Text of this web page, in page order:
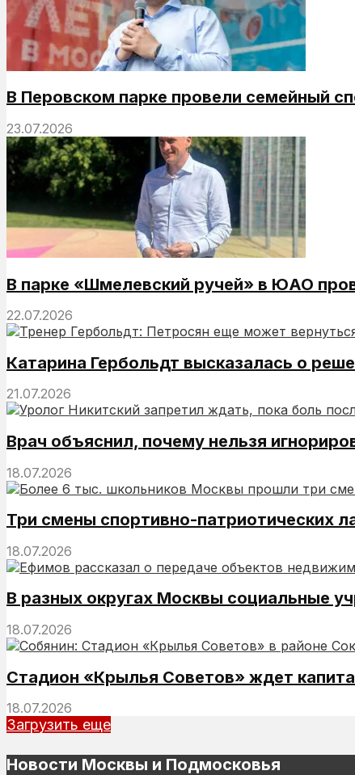
В Перовском парке провели семейный
23.07.2026
В парке «Шмелевский ручей» в ЮАО
22.07.2026
Катарина Гербольдт высказалась о
21.07.2026
Врач объяснил, почему нельзя
18.07.2026
Три смены спортивно-патриотических
18.07.2026
В разных округах Москвы социальные
18.07.2026
Стадион «Крылья Советов» ждет
18.07.2026
Загрузить еще
Новости Москвы и Подмосковья